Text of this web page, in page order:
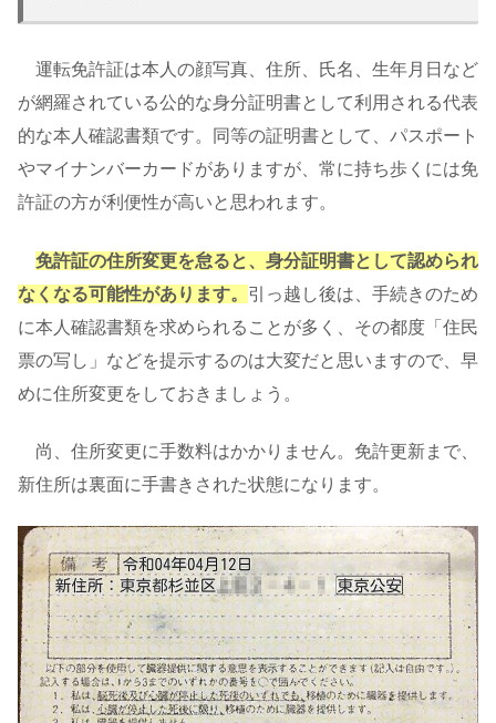
運転免許証は本人の顔写真、住所、氏名、生年月日など
が網羅されている公的な身分証明書として利用される代表
的な本人確認書類です。同等の証明書として、パスポート
やマイナンバーカードがありますが、常に持ち歩くには免
許証の方が利便性が高いと思われます。
免許証の住所変更を怠ると、身分証明書として認められ
なくなる可能性があります。 引っ越し後は、手続きのため
に本人確認書類を求められることが多く、その都度「住民
票の写し」などを提示するのは大変だと思いますので、早
めに住所変更をしておきましょう。
尚、住所変更に手数料はかかりません。免許更新まで、
新住所は裏面に手書きされた状態になります。